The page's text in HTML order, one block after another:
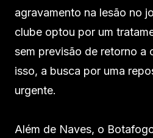
agravamento na lesão no
clube optou por um
sem previsão de retorno a
isso, a busca por uma
urgente.
Além de Naves, o